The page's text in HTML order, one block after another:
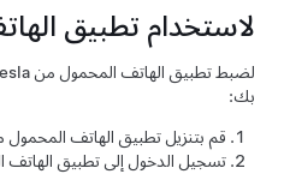
لاستخدام تطبيق
لضبط تطبيق الهاتف المحمول من Tesla للاتصال بـ
قم بتنزيل تطبيق الهاتف المحمول من Tesla على هاتفك.